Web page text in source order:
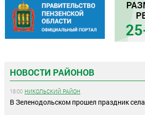
НОВОСТИ РАЙОНОВ
18:00 НИКОЛЬСКИЙ РАЙОН
В Зеленодольском прошел праздник села